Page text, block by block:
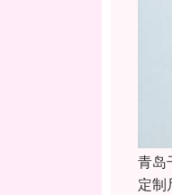
青岛
定制